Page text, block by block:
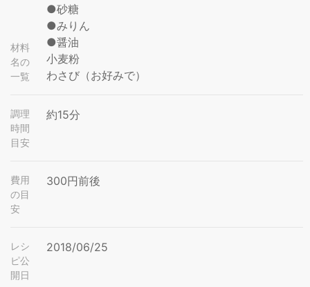
材料
名の
一覧
●砂糖
●みりん
●醤油
小麦粉
わさび（お好みで）
調理
時間
目安
約15分
費用
の目
安
300円前後
レシ
ピ公
開日
2018/06/25